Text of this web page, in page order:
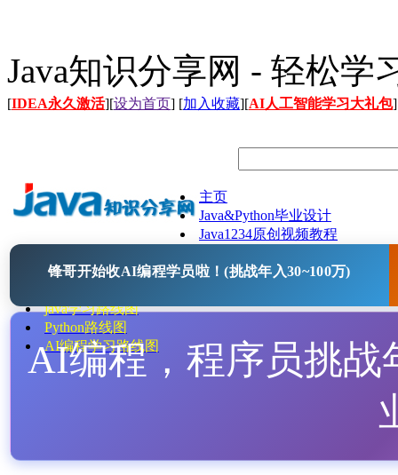
Java知识分享网 - 轻松学
[IDEA永久激活][设为首页] [加入收藏][AI人工智能学习大礼包]
主页
Java&Python毕业设计
Java1234原创视频教程
Java开源项目
java学习路线图
Python路线图
AI编程学习路线图
锋哥开始收AI编程学员啦！(挑战年入30~100万)
AI编程，程序员挑战